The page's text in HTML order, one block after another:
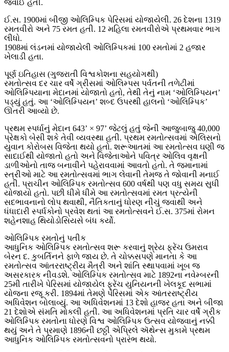
જવાઈ હતી.
ઈ.સ. 1900માં બીજી ઓલિમ્પિક પેરિસમાં યોજાયેલી. 26 દેશના 1319
રમતવીરો અને 75 રમત હતી. 12 મહિલા રમતવીરોએ પ્રથમવાર ભાગ
લીધો.
1908માં લંડનમાં યોજાયેલી ઓલિમ્પિકમાં 100 રમતોમાં 2 હજાર
ખેલાડી હતા.
પૂર્ણ ઇતિહાસ (ગુજરાતી વિશ્વકોશના સહયોગથી)
રમતોત્સવ દર ચાર વર્ષે ગ્રીસમાં ઓલિમ્પસ પર્વતની તળેટીમાં
ઓલિમ્પિયાના મેદાનમાં યોજાતો હતો, તેથી તેનું નામ ‘ઓલિમ્પિયન’
પડ્યું હતું. આ ‘ઓલિમ્પિયન’ શબ્દ ઉપરથી હાલનો ‘ઓલિમ્પિક’
ઊતરી આવ્યો છે.
પ્રથમ સ્પર્ધાનું મેદાન 643’ × 97’ જેટલું હતું જેની આજુબાજુ 40,000
પ્રેક્ષકો બેસી શકે તેવી વ્યવસ્થા હતી. પ્રથમ રમતોત્સવમાં એલિસનો
યુવાન કોરોબસ વિજેતા થયો હતો. શરૂઆતમાં આ રમતોત્સવ ઘણી જ
સાદાઈથી યોજાતો હતો અને વિજેતાઓને પવિત્ર ઓલિવ વૃક્ષની
ડાળીઓનો તાજ બનાવીને પહેરાવવામાં આવતો હતો. તે જમાનામાં
સ્ત્રીઓ માટે આ રમતોત્સવમાં ભાગ લેવાની તેમજ તે જોવાની મનાઈ
હતી. પ્રાચીન ઓલિમ્પિક રમતોત્સવ 600 વર્ષથી પણ વધુ સમય સુધી
યોજાયો હતો. પછી ધીમે ધીમે આ રમતોત્સવમાં રમત પ્રત્યેની
સદભાવનાનો લોપ થવાથી, નૈતિકતાનું ધોરણ નીચું જવાથી અને
ધંધાદારી સ્પર્ધકોનો પ્રવેશ થતાં આ રમતોત્સવને ઈ.સ. 375માં રોમન
શહેનશાહ થિયોડોસિયસે બંધ કર્યો.
ઓલિમ્પિક રમતોનું પતીક
આધુનિક ઓલિમ્પિક રમતોત્સવ શરૂ કરવાનું શ્રેય ફ્રેંચ ઉમરાવ
બેરન દ. કુબર્તિનને ફાળે જાય છે. તે ચોક્કસપણે માનતા કે આ
રમતોત્સવ આંતરરાષ્ટ્રીય મૈત્રી અને શાંતિ સ્થાપવામાં ખૂબ જ
અસરકારક નીવડશે. ઓલિમ્પિક રમતોત્સવ માટે 1892ના નવેમ્બરની
25મી તારીખે પેરિસમાં યોજાયેલ ફ્રેંચ યુનિયનની ખેલકૂદ સભામાં
યોજના રજૂ કરી. 1894માં તેમણે પેરિસમાં એક આંતરરાષ્ટ્રીય
અધિવેશન બોલાવ્યું. આ અધિવેશનમાં 13 દેશો હાજર હતા અને બીજા
21 દેશોએ સંમતિ મોકલી હતી. આ અધિવેશનમાં પ્રતિ ચાર વર્ષે ગ્રીક
ઓલિમ્પિક રમતોના ધોરણે વિશ્વ ઓલિમ્પિક ઉત્સવ યોજવાનું નક્કી
થયું અને તે પ્રમાણે 1896ની છઠ્ઠી એપ્રિલે ઍથેન્સ મુકામે પ્રથમ
આધુનિક ઓલિમ્પિક રમતોત્સવનો પ્રારંભ થયો.